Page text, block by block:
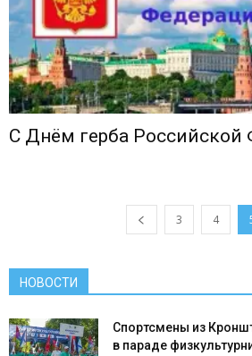
С Днём герба Российской
3 4
НОВОСТИ
Спортсмены из
в параде